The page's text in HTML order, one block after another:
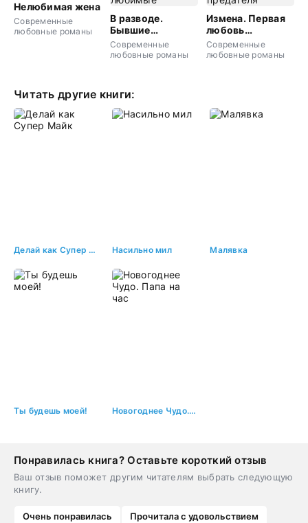
Нелюбимая жена
Современные
любовные романы
В разводе.
Бывшие
любимые
Современные
любовные романы
Измена. Первая
любовь
предателя
Современные
любовные романы
Читать другие книги:
Делай как Супер Майк Насильно мил Малявка
Ты будешь моей! Новогоднее Чудо. Папа на час
Понравилась книга? Оставьте короткий отзыв
Ваш отзыв поможет другим читателям выбрать следующую
книгу.
Очень понравилась
Прочитала с удовольствием